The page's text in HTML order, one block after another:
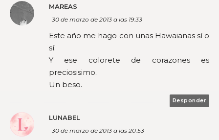
MAREAS
30 de marzo de 2013 a las 19:33
Este año me hago con unas Hawaianas sí o
sí.
Y ese colorete de corazones es
preciosisimo.
Un beso.
Responder
LUNABEL
30 de marzo de 2013 a las 20:53